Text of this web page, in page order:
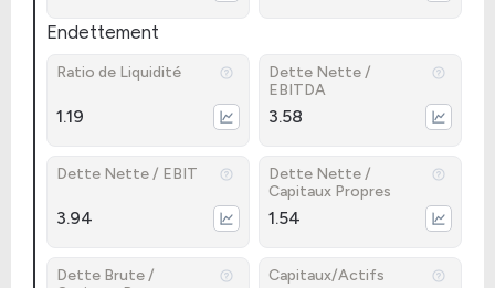
Endettement
Ratio de Liquidité
1.19
Dette Nette /
EBITDA
3.58
Dette Nette / EBIT
3.94
Dette Nette /
Capitaux Propres
1.54
Dette Brute /
Capitaux/Actifs